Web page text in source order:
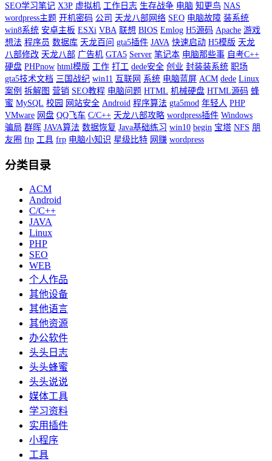
SEO学习笔记 X3P 虚拟机 工作日志 生存战争 电脑 知更鸟 NAS
wordpress主题 开机密码 公司 天龙八部网络 SEO 电脑故障 装系统
win8系统 安卓主板 ESXi VBA 联想 BIOS Emlog H5源码 Apache 游戏
想法 程序员 数据库 天龙百问 gta5插件 JAVA 快速启动 H5模版 天龙
八部修改 天龙八部 广告机 GTA5 Server 笔记本 电脑那些事 自考C++
硬盘 PHPnow html模版 工作 打工 dede安全 创业 封装装系统 职场
gta5技术文档 三国战纪 win11 互联网 系统 电脑蓝屏 ACM dede Linux
案例 拆解图 营销 SEO教程 电脑问题 HTML 机械硬盘 HTML源码 蜂
蜜 MySQL 校园 网站安全 Android 程序算法 gta5mod 年轻人 PHP
VMware 网盘 QQ飞车 C/C++ 天龙八部攻略 wordpress插件 Windows
骗局 群晖 JAVA算法 数据恢复 Java基础练习 win10 begin 宝塔 NFS 朋
友圈 ftp 工具 frp 电脑小知识 星级比特 网赚 wordpress
分类目录
ACM
Android
C/C++
JAVA
Linux
PHP
SEO
WEB
个人作品
其他设备
其他语言
其他资源
办公软件
头头日志
头头蜂蜜
头头说说
媒体工具
学习资料
实用插件
小程序
工具